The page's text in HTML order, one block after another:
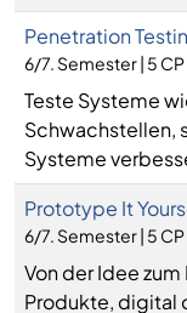
Penetration
6/7. Semester | 5 CP
Teste Systeme
Schwachstellen,
Systeme
Prototype It
6/7. Semester | 5 CP
Von der Idee
Produkte, digital